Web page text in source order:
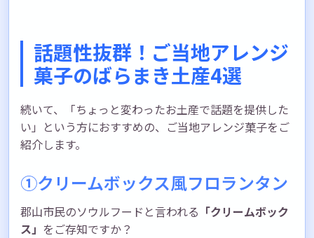
話題性抜群！ご当地アレンジ
菓子のばらまき土産4選
続いて、「ちょっと変わったお土産で話題を提供した
い」という方におすすめの、ご当地アレンジ菓子をご
紹介します。
①クリームボックス風フロランタン
郡山市民のソウルフードと言われる 「クリームボック
ス」 をご存知ですか？